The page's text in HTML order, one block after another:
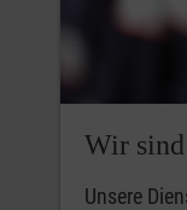
Wir
Unsere